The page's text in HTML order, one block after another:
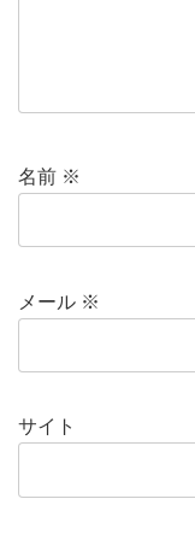
名前 ※
メール ※
サイト